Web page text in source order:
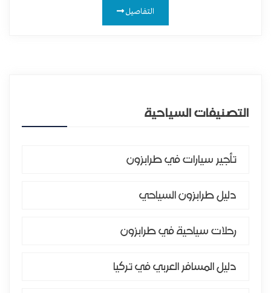
التفاصيل
التصنيفات السياحية
تأجير سيارات في طرابزون
دليل طرابزون السياحي
رحلات سياحية في طرابزون
دليل المسافر العربي في تركيا